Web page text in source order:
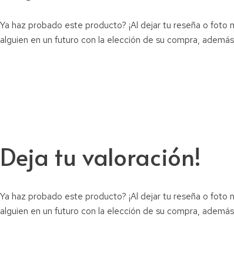
Ya haz probado este producto? ¡Al dejar tu reseña o foto
alguien en un futuro con la elección de su compra,
Deja tu valoración!
Ya haz probado este producto? ¡Al dejar tu reseña o foto
alguien en un futuro con la elección de su compra,